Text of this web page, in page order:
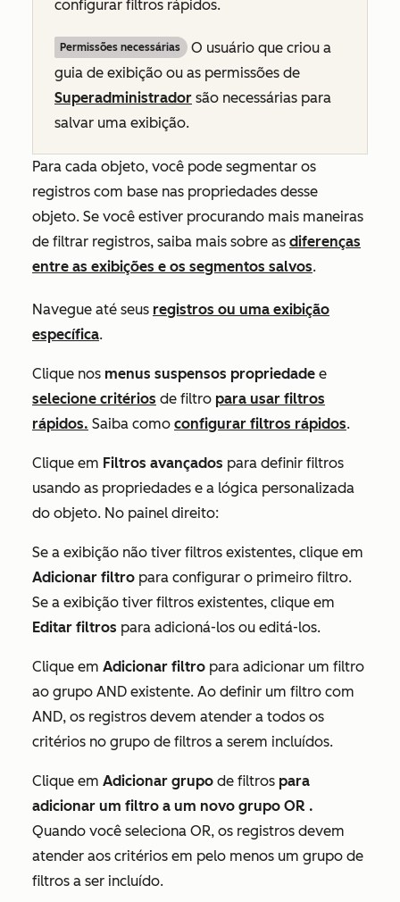
configurar filtros rápidos.
Permissões necessárias
O usuário que criou a
guia de exibição ou as permissões de
Superadministrador são necessárias para
salvar uma exibição.
Para cada objeto, você pode segmentar os
registros com base nas propriedades desse
objeto. Se você estiver procurando mais maneiras
de filtrar registros, saiba mais sobre as diferenças
entre as exibições e os segmentos salvos.
Navegue até seus registros ou uma exibição
específica.
Clique nos menus suspensos propriedade e
selecione critérios de filtro para usar filtros
rápidos. Saiba como configurar filtros rápidos.
Clique em Filtros avançados para definir filtros
usando as propriedades e a lógica personalizada
do objeto. No painel direito:
Se a exibição não tiver filtros existentes, clique em
Adicionar filtro para configurar o primeiro filtro.
Se a exibição tiver filtros existentes, clique em
Editar filtros para adicioná-los ou editá-los.
Clique em Adicionar filtro para adicionar um filtro
ao grupo AND existente. Ao definir um filtro com
AND, os registros devem atender a todos os
critérios no grupo de filtros a serem incluídos.
Clique em Adicionar grupo de filtros para
adicionar um filtro a um novo grupo OR .
Quando você seleciona OR, os registros devem
atender aos critérios em pelo menos um grupo de
filtros a ser incluído.